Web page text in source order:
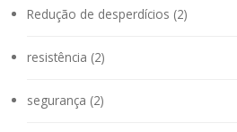
Redução de desperdícios (2)
resistência (2)
segurança (2)